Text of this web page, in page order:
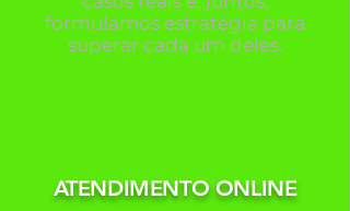
formulamos estratégia para
superar cada um deles.
ATENDIMENTO ONLINE